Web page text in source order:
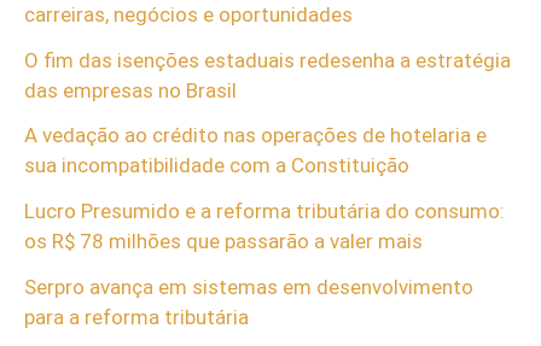
carreiras, negócios e oportunidades
O fim das isenções estaduais redesenha a estratégia
das empresas no Brasil
A vedação ao crédito nas operações de hotelaria e
sua incompatibilidade com a Constituição
Lucro Presumido e a reforma tributária do consumo:
os R$ 78 milhões que passarão a valer mais
Serpro avança em sistemas em desenvolvimento
para a reforma tributária